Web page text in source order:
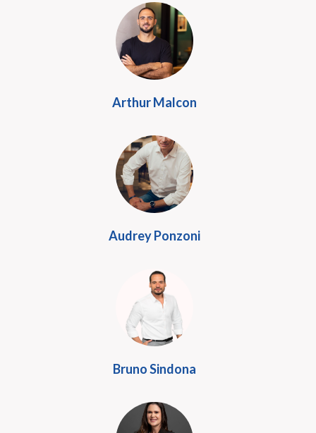
Arthur Malcon
Audrey Ponzoni
Bruno Sindona